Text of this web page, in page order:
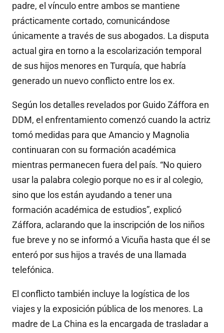
padre, el vínculo entre ambos se mantiene
prácticamente cortado, comunicándose
únicamente a través de sus abogados. La disputa
actual gira en torno a la escolarización temporal
de sus hijos menores en Turquía, que habría
generado un nuevo conflicto entre los ex.
Según los detalles revelados por Guido Záffora en
DDM, el enfrentamiento comenzó cuando la actriz
tomó medidas para que Amancio y Magnolia
continuaran con su formación académica
mientras permanecen fuera del país. “No quiero
usar la palabra colegio porque no es ir al colegio,
sino que los están ayudando a tener una
formación académica de estudios”, explicó
Záffora, aclarando que la inscripción de los niños
fue breve y no se informó a Vicuña hasta que él se
enteró por sus hijos a través de una llamada
telefónica.
El conflicto también incluye la logística de los
viajes y la exposición pública de los menores. La
madre de La China es la encargada de trasladar a